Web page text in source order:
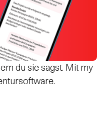
du sie sagst. Mit my